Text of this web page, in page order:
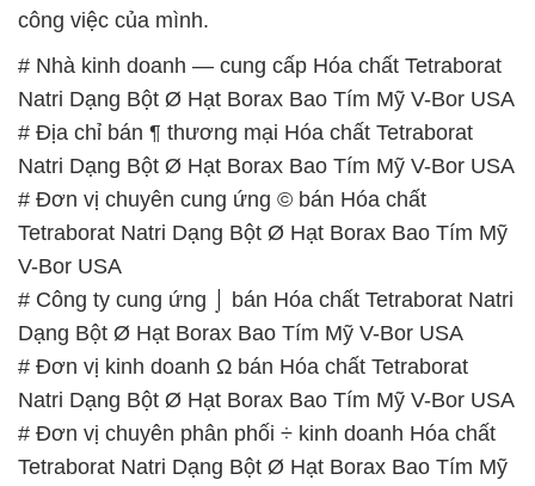
công việc của mình.
# Nhà kinh doanh — cung cấp Hóa chất Tetraborat
Natri Dạng Bột Ø Hạt Borax Bao Tím Mỹ V-Bor USA
# Địa chỉ bán ¶ thương mại Hóa chất Tetraborat
Natri Dạng Bột Ø Hạt Borax Bao Tím Mỹ V-Bor USA
# Đơn vị chuyên cung ứng © bán Hóa chất
Tetraborat Natri Dạng Bột Ø Hạt Borax Bao Tím Mỹ
V-Bor USA
# Công ty cung ứng ⌡ bán Hóa chất Tetraborat Natri
Dạng Bột Ø Hạt Borax Bao Tím Mỹ V-Bor USA
# Đơn vị kinh doanh Ω bán Hóa chất Tetraborat
Natri Dạng Bột Ø Hạt Borax Bao Tím Mỹ V-Bor USA
# Đơn vị chuyên phân phối ÷ kinh doanh Hóa chất
Tetraborat Natri Dạng Bột Ø Hạt Borax Bao Tím Mỹ